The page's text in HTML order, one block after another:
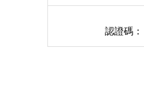
認證碼：